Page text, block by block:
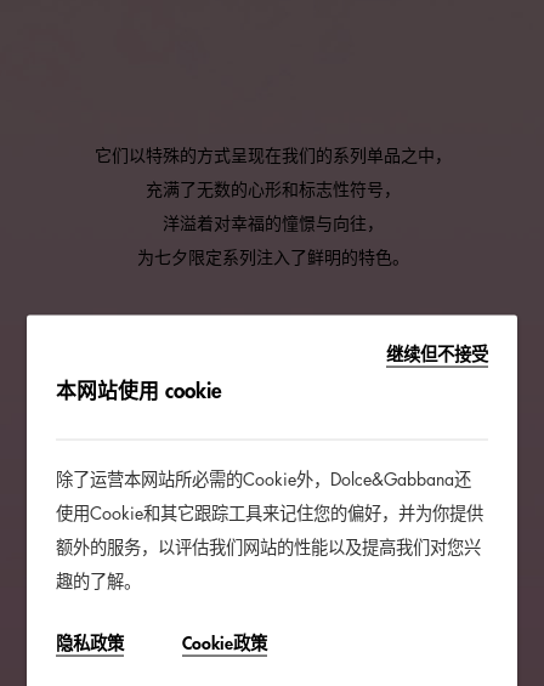
它们以特殊的方式呈现在我们的系列单品之中，
充满了无数的心形和标志性符号，
洋溢着对幸福的憧憬与向往，
为七夕限定系列注入了鲜明的特色。
继续但不接受
本网站使用 cookie
除了运营本网站所必需的Cookie外，Dolce&Gabbana还
使用Cookie和其它跟踪工具来记住您的偏好，并为你提供
额外的服务，以评估我们网站的性能以及提高我们对您兴
趣的了解。
隐私政策 Cookie政策